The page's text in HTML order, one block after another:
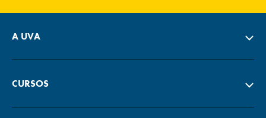
A UVA
CURSOS